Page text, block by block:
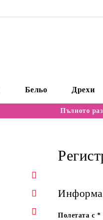
Бельо Дрехи
Пълното
Полетата с*